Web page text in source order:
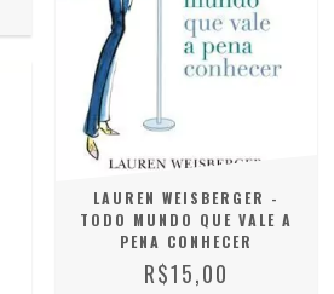
LAUREN WEISBERGER -
TODO MUNDO QUE VALE A
PENA CONHECER
R$15,00